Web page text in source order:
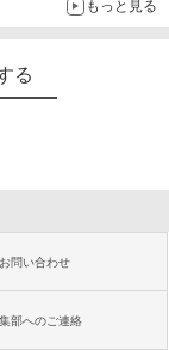
もっと見る
る
お問い合わせ
部へのご連絡